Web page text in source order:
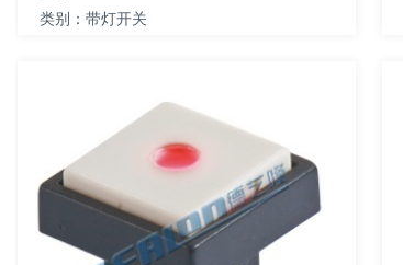
类别：带灯开关